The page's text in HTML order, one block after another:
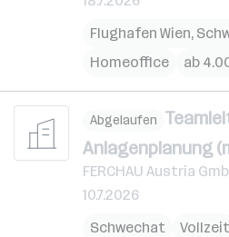
Flughafen Wien,
Homeoffice
ab
Abgelaufen
Anlagenplanung
FERCHAU Austria
10.7.2026
Schwechat
Vollzeit